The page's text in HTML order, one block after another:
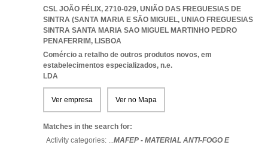
CSL JOÃO FÉLIX, 2710-029, UNIÃO DAS FREGUESIAS DE
SINTRA (SANTA MARIA E SÃO MIGUEL, UNIAO FREGUESIAS
SINTRA SANTA MARIA SAO MIGUEL MARTINHO PEDRO
PENAFERRIM, LISBOA
Comércio a retalho de outros produtos novos, em
estabelecimentos especializados, n.e.
LDA
Ver empresa Ver no Mapa
Matches in the search for:
Activity categories: ...MAFEP - MATERIAL ANTI-FOGO E